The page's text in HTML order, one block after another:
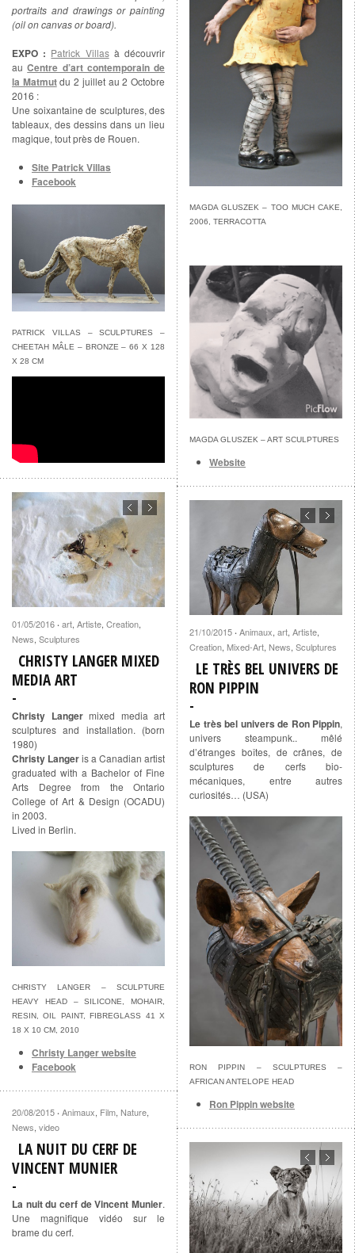
MAGDA GLUSZEK – TOO MUCH CAKE,
2006, TERRACOTTA
MAGDA GLUSZEK – ART SCULPTURES
Website
portraits and drawings or painting
(oil on canvas or board).
EXPO : Patrick Villasà découvrir
auCentre d’art contemporain de
la Matmutdu 2 juillet au 2 Octobre
2016 :
Une soixantaine de sculptures, des
tableaux, des dessins dans un lieu
magique, tout près de Rouen.
Site Patrick Villas
Facebook
PATRICK VILLAS – SCULPTURES –
CHEETAH MÂLE – BRONZE – 66 X 128
X 28 CM
01/05/2016 · art, Artiste, Creation,
News, Sculptures
CHRISTY LANGER MIXED
MEDIA ART
Christy Langermixed media art
sculptures and installation. (born
1980)
Christy Langeris a Canadian artist
graduated with a Bachelor of Fine
Arts Degree from the Ontario
College of Art & Design (OCADU)
in 2003.
Lived in Berlin.
CHRISTY LANGER – SCULPTURE
HEAVY HEAD – SILICONE, MOHAIR,
RESIN, OIL PAINT, FIBREGLASS 41 X
18 X 10 CM, 2010
Christy Langer website
Facebook
21/10/2015 · Animaux, art, Artiste,
Creation, Mixed-Art, News, Sculptures
LE TRÈS BEL UNIVERS DE
RON PIPPIN
Le très bel univers de Ron Pippin,
univers steampunk.. mêlé
d’étranges boîtes, de crânes, de
sculptures de cerfs bio-
mécaniques, entre autres
curiosités… (USA)
RON PIPPIN – SCULPTURES –
AFRICAN ANTELOPE HEAD
Ron Pippin website
20/08/2015 · Animaux, Film, Nature,
News, video
LA NUIT DU CERF DE
VINCENT MUNIER
La nuit du cerf de Vincent Munier.
Une magnifique vidéo sur le
brame du cerf.